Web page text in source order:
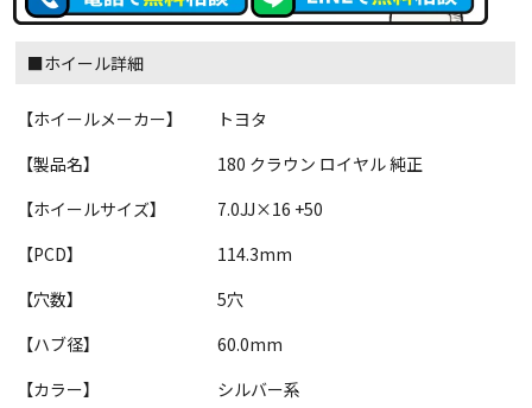
■ホイール詳細
【ホイールメーカー】
トヨタ
【製品名】
180 クラウン ロイヤル 純正
【ホイールサイズ】
7.0JJ×16 +50
【PCD】
114.3mm
【穴数】
5穴
【ハブ径】
60.0mm
【カラー】
シルバー系